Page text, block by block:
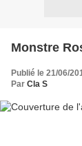
Monstre
Publié le 21/06/
Par Cla S